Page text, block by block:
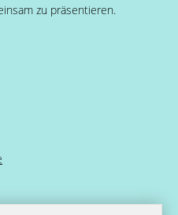
zu präsentieren.